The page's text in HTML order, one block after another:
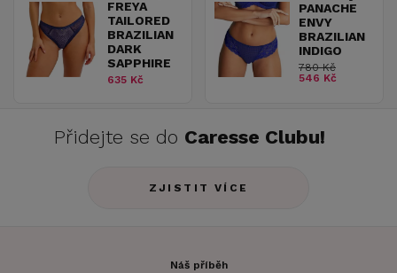
FREYA
TAILORED
BRAZILIAN
DARK
SAPPHIRE
635 Kč
PANACHE
ENVY
BRAZILIAN
INDIGO
780 Kč
546 Kč
Přidejte se do Caresse Clubu!
ZJISTIT VÍCE
Náš příběh